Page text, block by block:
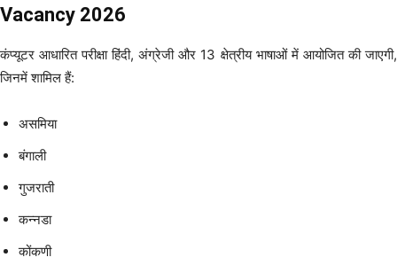
Vacancy 2026
कंप्यूटर आधारित परीक्षा हिंदी, अंग्रेजी और 13 क्षेत्रीय भाषाओं में आयोजित की जाएगी,
जिनमें शामिल हैं:
असमिया
बंगाली
गुजराती
कन्नडा
कोंकणी